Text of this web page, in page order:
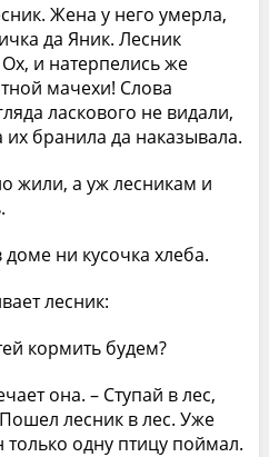
Жена у него умерла,
да Яник. Лесник
и натерпелись же
мачехи! Слова
ласкового не видали,
бранила да наказывала.
жили, а уж лесникам и
ни кусочка хлеба.
лесник:
кормить будем?
она. – Ступай в лес,
лесник в лес. Уже
только одну птицу поймал.